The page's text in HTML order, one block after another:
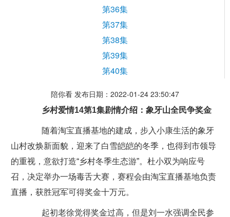
第36集
第37集
第38集
第39集
第40集
陪你看 发布日期：2022-01-24 23:50:47
乡村爱情14第1集剧情介绍：象牙山全民争奖金
随着淘宝直播基地的建成，步入小康生活的象牙
山村改焕新面貌，迎来了白雪皑皑的冬季，也得到市领导
的重视，意欲打造“乡村冬季生态游”。杜小双为响应号
召，决定举办一场毒舌大赛，赛程会由淘宝直播基地负责
直播，获胜冠军可得奖金十万元。
起初老徐觉得奖金过高，但是刘一水强调全民参